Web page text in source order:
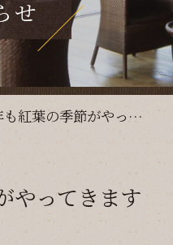
せ
今年も紅葉の季節がやってきます♪
やってきます